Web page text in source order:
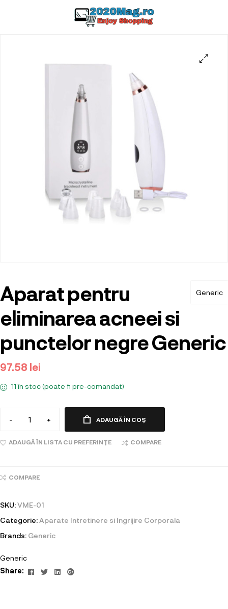
Generic
Aparat pentru
eliminarea acneei si
punctelor negre Generic
97.58 lei
11 în stoc (poate fi pre-comandat)
- + ADAUGĂ ÎN COȘ
ADAUGĂ ÎN LISTA CU PREFERINȚE COMPARE
COMPARE
SKU:VME-01
Categorie:Aparate Intretinere si Ingrijire Corporala
Brands: Generic
Generic
Share:
Facebook
TwitterLinkedin
Google+